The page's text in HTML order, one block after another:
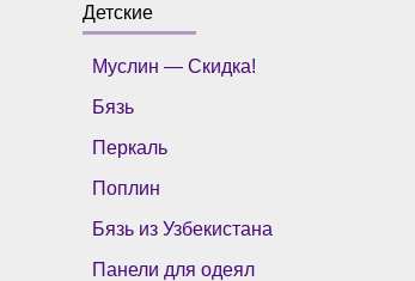
Детские
Муслин — Скидка!
Бязь
Перкаль
Поплин
Бязь из Узбекистана
Панели для одеял